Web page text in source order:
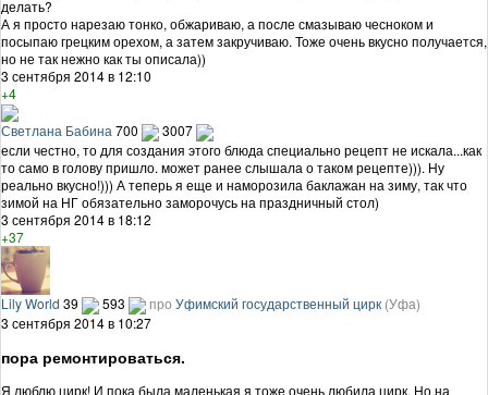
делать?
А я просто нарезаю тонко, обжариваю, а после смазываю чесноком и
посыпаю грецким орехом, а затем закручиваю. Тоже очень вкусно получается,
но не так нежно как ты описала))
3 сентября 2014 в 12:10
+4
Светлана Бабина 700
3007
если честно, то для создания этого блюда специально рецепт не искала...как
то само в голову пришло. может ранее слышала о таком рецепте))). Ну
реально вкусно!))) А теперь я еще и наморозила баклажан на зиму, так что
зимой на НГ обязательно заморочусь на праздничный стол)
3 сентября 2014 в 18:12
+37
Lily World 39 593 про Уфимский государственный цирк (Уфа)
3 сентября 2014 в 10:27
пора ремонтироваться.
Я люблю цирк! И пока была маленькая я тоже очень любила цирк. Но на